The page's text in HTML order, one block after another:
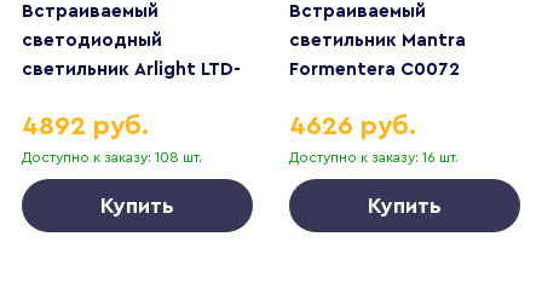
Встраиваемый
светодиодный
светильник Arlight LTD-
White 110deg 021496
Доступно к заказу: 108 шт.
4892 руб.
Купить
Встраиваемый
светильник Mantra
Formentera C0072
Доступно к заказу: 16 шт.
4626 руб.
Купить